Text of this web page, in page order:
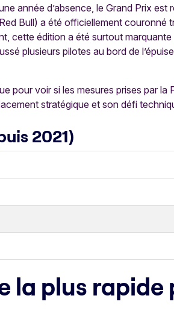
année d’absence, le Grand Prix
Bull) a été officiellement couronné
cette édition a été surtout
plusieurs pilotes au bord de
pour voir si les mesures prises par
stratégique et son défi
2021)
la plus